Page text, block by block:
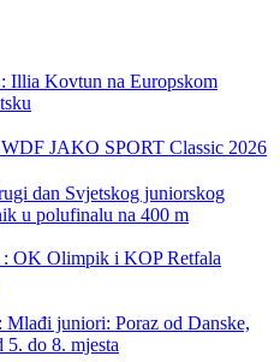
Illia Kovtun na Europskom
JAKO SPORT Classic 2026
dan Svjetskog juniorskog
u polufinalu na 400 m
: OK Olimpik i KOP Retfala
juniori: Poraz od Danske,
5. do 8. mjesta